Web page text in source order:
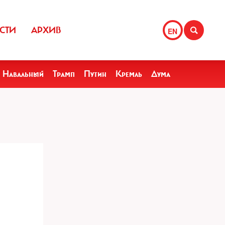
EN
АРХИВ
Навальный Трамп Путин Кремль Дума